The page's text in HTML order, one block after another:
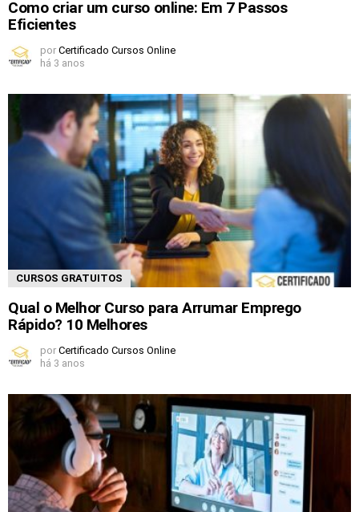
Como criar um curso online: Em 7 Passos
Eficientes
por Certificado Cursos Online
há 3 anos
CURSOS GRATUITOS
Qual o Melhor Curso para Arrumar Emprego
Rápido? 10 Melhores
por Certificado Cursos Online
há 3 anos